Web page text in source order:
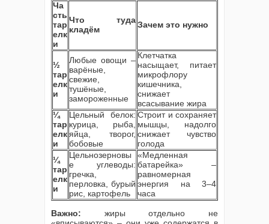
Ча
сть
тар
елк
и
Что туда
кладём
Зачем это нужно
½
тар
елк
и
Любые овощи –
варёные,
свежие,
тушёные,
замороженные
Клетчатка
насыщает, питает
микрофлору
кишечника,
снижает
всасывание жира
¼
тар
елк
и
Цельный белок:
курица, рыба,
яйца, творог,
бобовые
Строит и сохраняет
мышцы, надолго
снижает чувство
голода
¼
тар
елк
и
Цельнозерновы
е углеводы:
гречка,
перловка, бурый
рис, картофель
«Медленная
батарейка» –
равномерная
энергия на 3–4
часа
Важно: жиры отдельно не